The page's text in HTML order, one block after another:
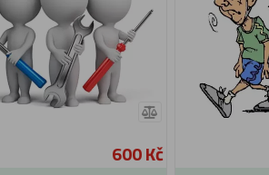
600 Kč